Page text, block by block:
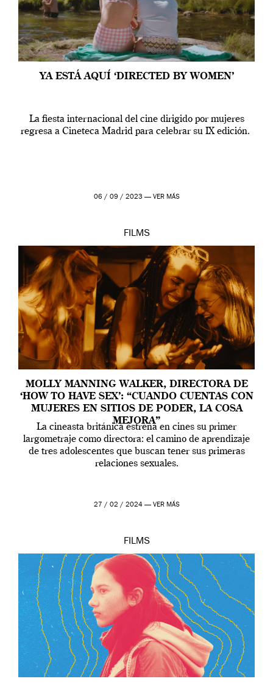
YA ESTÁ AQUÍ ‘DIRECTED BY WOMEN’
La fiesta internacional del cine dirigido por mujeres
regresa a Cineteca Madrid para celebrar su IX edición.
06 / 09 / 2023 — VER MÁS
FILMS
MOLLY MANNING WALKER, DIRECTORA DE
‘HOW TO HAVE SEX’: “CUANDO CUENTAS CON
MUJERES EN SITIOS DE PODER, LA COSA
MEJORA”
La cineasta británica estrena en cines su primer
largometraje como directora: el camino de aprendizaje
de tres adolescentes que buscan tener sus primeras
relaciones sexuales.
27 / 02 / 2024 — VER MÁS
FILMS